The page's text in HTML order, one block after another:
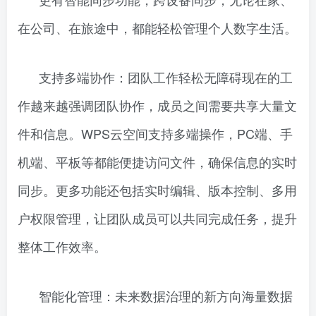
在公司、在旅途中，都能轻松管理个人数字生活。
支持多端协作：团队工作轻松无障碍现在的工
作越来越强调团队协作，成员之间需要共享大量文
件和信息。WPS云空间支持多端操作，PC端、手
机端、平板等都能便捷访问文件，确保信息的实时
同步。更多功能还包括实时编辑、版本控制、多用
户权限管理，让团队成员可以共同完成任务，提升
整体工作效率。
智能化管理：未来数据治理的新方向海量数据